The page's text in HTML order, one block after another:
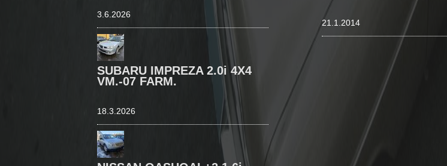
3.6.2026
SUBARU IMPREZA 2.0i 4X4
VM.-07 FARM.
18.3.2026
21.1.2014